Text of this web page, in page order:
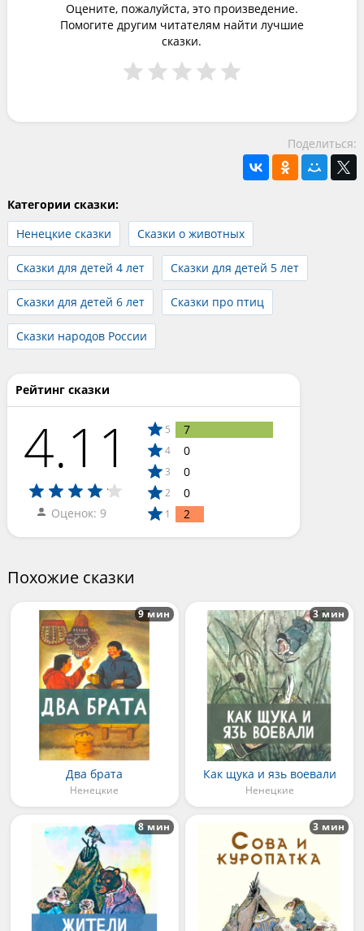
Оцените, пожалуйста, это произведение.
Помогите другим читателям найти лучшие
сказки.
Поделиться:
Категории сказки:
Ненецкие сказки
Сказки о животных
Сказки для детей 4 лет Сказки для детей 5 лет
Сказки для детей 6 лет Сказки про птиц
Сказки народов России
Рейтинг сказки
4.11
Оценок: 9
5 7
4 0
3 0
2 0
1 2
Похожие сказки
Два брата
Ненецкие
9 мин
Как щука и язь воевали
Ненецкие
3 мин
8 мин 3 мин